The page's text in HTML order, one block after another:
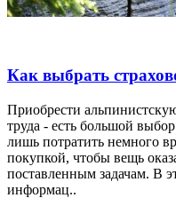
Как выбрать
Приобрести
труда - есть большой
лишь потратить немного
покупкой, чтобы вещь
поставленным задачам. В
информац..